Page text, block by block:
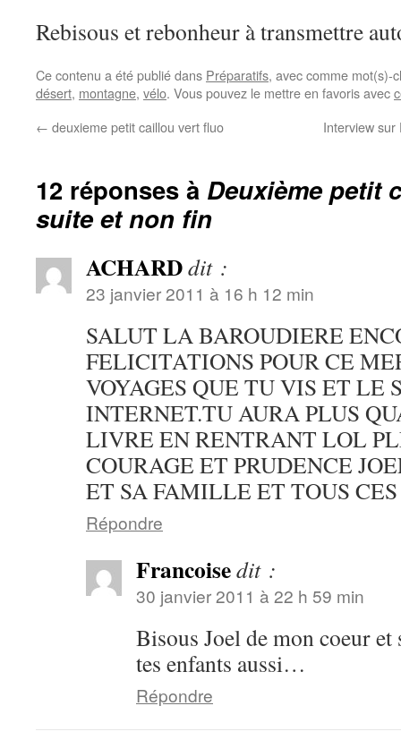
Rebisous et rebonheur à transmettre
Ce contenu a été publié dans Préparatifs, avec comme mot(s)-
désert, montagne, vélo. Vous pouvez le mettre en favoris avec
← deuxieme petit caillou vert fluo Interview
12 réponses à Deuxième petit
suite et non fin
ACHARDdit :
23 janvier 2011 à 16 h 12 min
SALUT LA BAROUDIERE
FELICITATIONS POUR CE
VOYAGES QUE TU VIS ET LE
INTERNET.TU AURA PLUS
LIVRE EN RENTRANT LOL
COURAGE ET PRUDENCE
ET SA FAMILLE ET TOUS
Répondre
Francoisedit :
30 janvier 2011 à 22 h 59 min
Bisous Joel de mon coeur
tes enfants aussi…
Répondre